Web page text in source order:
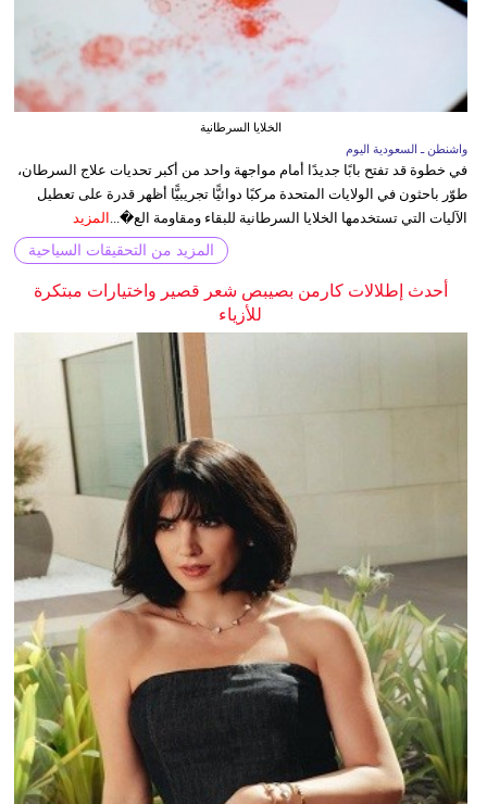
الخلايا السرطانية
واشنطن ـ السعودية اليوم
في خطوة قد تفتح بابًا جديدًا أمام مواجهة واحد من أكبر تحديات علاج السرطان،
طوّر باحثون في الولايات المتحدة مركبًا دوائيًّا تجريبيًّا أظهر قدرة على تعطيل
الآليات التي تستخدمها الخلايا السرطانية للبقاء ومقاومة الع�...
المزيد
المزيد من التحقيقات السياحية
أحدث إطلالات كارمن بصيبص شعر قصير واختيارات مبتكرة
للأزياء